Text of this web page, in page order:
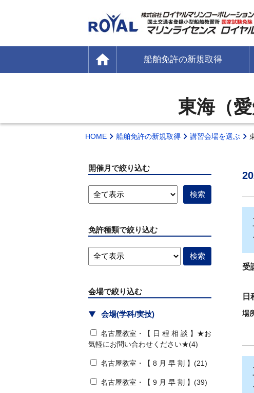
home 船舶免許の新規取得
東海（
HOME 船舶免許の新規取得 講習会場を選ぶ
開催月で絞り込む
免許種類で絞り込む
会場で絞り込む
会場(学科/実技)
名古屋教室・【 日 程 相 談 】★お
気軽にお問い合わせください★(4)
名古屋教室・【 8 月 早 割 】(21)
名古屋教室・【 9 月 早 割 】(39)
受
日
場